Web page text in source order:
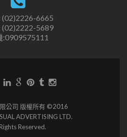
(02)2226-6665
(02)2222-5689
:0909575111
公司 版權所有 ©2016
ADVERTISING LTD.
Reserved.